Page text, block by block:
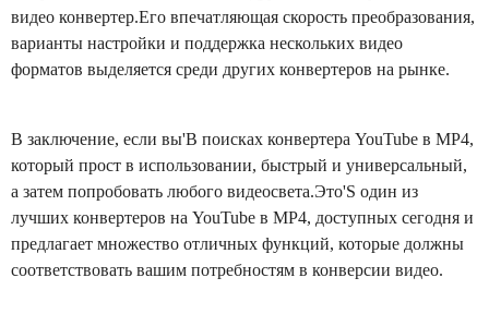
видео конвертер.Его впечатляющая скорость преобразования,
варианты настройки и поддержка нескольких видео
форматов выделяется среди других конвертеров на рынке.
В заключение, если вы'В поисках конвертера YouTube в MP4,
который прост в использовании, быстрый и универсальный,
а затем попробовать любого видеосвета.Это'S один из
лучших конвертеров на YouTube в MP4, доступных сегодня и
предлагает множество отличных функций, которые должны
соответствовать вашим потребностям в конверсии видео.